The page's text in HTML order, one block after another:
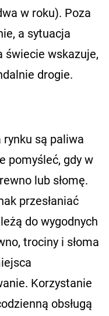
w roku). Poza
a sytuacja
świecie wskazuje,
drogie.
są paliwa
pomyśleć, gdy w
lub słomę.
przesłaniać
do wygodnych
trociny i słoma
Korzystanie
obsługą